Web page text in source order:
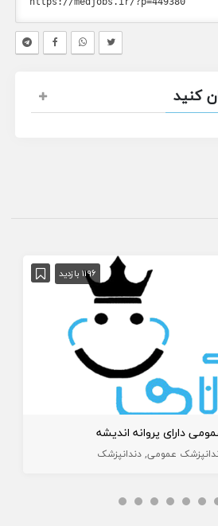
کنید
1196 بازدید
دارای پروانه اندیشه
عمومی دندانپزشک